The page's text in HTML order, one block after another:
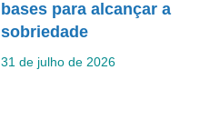
bases para alcançar a
sobriedade
31 de julho de 2026